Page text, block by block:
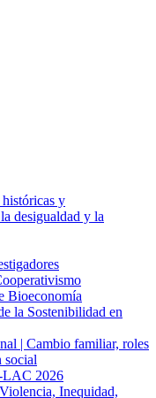
y
desigualdad y la
Bioeconomía
la Sostenibilidad en
| Cambio familiar, roles
social
LAC 2026
Inequidad,